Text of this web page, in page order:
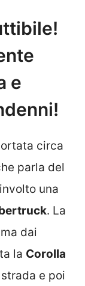
e
circa
parla del
una
. La
dai
la Corolla
e poi